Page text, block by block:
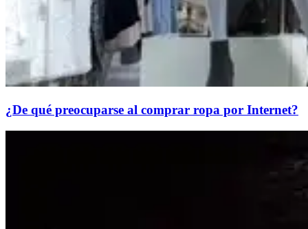
¿De qué preocuparse al comprar ropa por Internet?